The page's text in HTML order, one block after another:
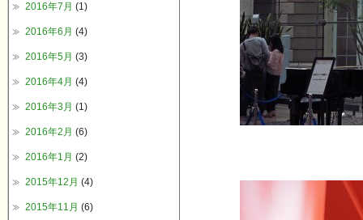
2016年7月 (1)
2016年6月 (4)
2016年5月 (3)
2016年4月 (4)
2016年3月 (1)
2016年2月 (6)
2016年1月 (2)
2015年12月 (4)
2015年11月 (6)